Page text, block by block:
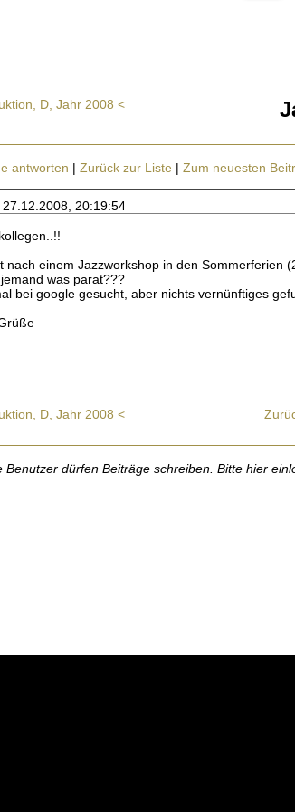
D, Jahr 2008 <
antworten | Zurück zur Liste | Zum neuesten
, 27.12.2008, 20:19:54
nach einem Jazzworkshop in den Sommerferien
was parat???
bei google gesucht, aber nichts vernünftiges
D, Jahr 2008 <
Benutzer dürfen Beiträge schreiben. Bitte hier